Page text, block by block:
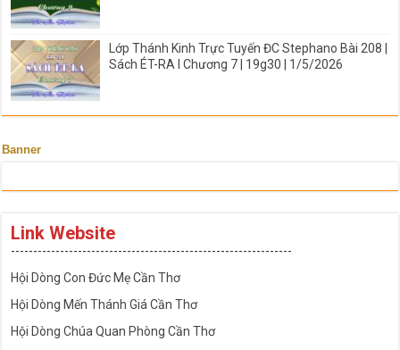
Lớp Thánh Kinh Trực Tuyến ĐC Stephano Bài 208 |
Sách ÉT-RA I Chương 7 | 19g30 | 1/5/2026
Banner
Link Website
---------------------------------------------------------------
Hội Dòng Con Đức Mẹ Cần Thơ
Hội Dòng Mến Thánh Giá Cần Thơ
Hội Dòng Chúa Quan Phòng Cần Thơ